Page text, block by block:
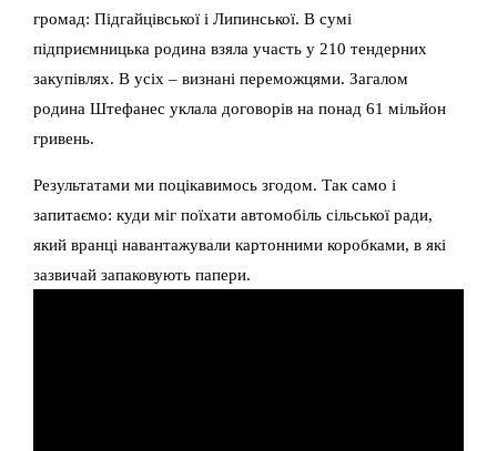
громад: Підгайцівської і Липинської. В сумі
підприємницька родина взяла участь у 210 тендерних
закупівлях. В усіх – визнані переможцями. Загалом
родина Штефанес уклала договорів на понад 61 мільйон
гривень.
Результатами ми поцікавимось згодом. Так само і
запитаємо: куди міг поїхати автомобіль сільської ради,
який вранці навантажували картонними коробками, в які
зазвичай запаковують папери.